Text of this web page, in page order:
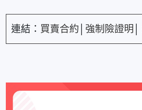
連結： 買賣合約 強制險證明